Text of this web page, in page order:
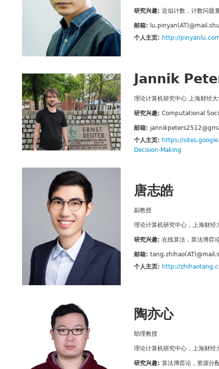
研究兴趣: 近似计数，计数问题
邮箱:
个人主页: http://
Jannik
理论计算机研究中心 上海财经
研究兴趣: Computational
邮箱:
个人主页: https://
Decision-Making
唐志皓
副教授
理论计算机研究中心，上海财经
研究兴趣: 在线算法，算法博弈
邮箱:
个人主页: http://
陶亦心
助理教授
理论计算机研究中心，上海财经
研究兴趣: 算法博弈论，资源分